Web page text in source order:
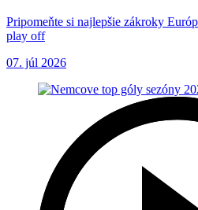
Pripomeňte si najlepšie zákroky
play off
07. júl 2026